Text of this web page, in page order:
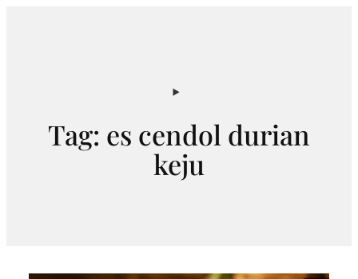
Tag: es cendol durian
keju